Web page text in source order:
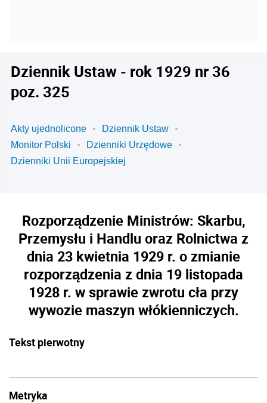
Dziennik Ustaw - rok 1929 nr 36
poz. 325
Akty ujednolicone
Dziennik Ustaw
Monitor Polski
Dzienniki Urzędowe
Dzienniki Unii Europejskiej
Rozporządzenie Ministrów: Skarbu,
Przemysłu i Handlu oraz Rolnictwa z
dnia 23 kwietnia 1929 r. o zmianie
rozporządzenia z dnia 19 listopada
1928 r. w sprawie zwrotu cła przy
wywozie maszyn włókienniczych.
Tekst pierwotny
Metryka